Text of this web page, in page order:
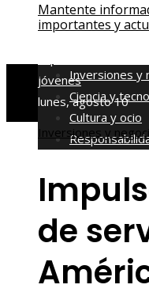
impacto en la
desarrollo social y
jóvenes
lunes, agosto 10
Mantente
importantes y
Inversiones y
Ciencia y
Cultura y ocio
Inversiones y
de